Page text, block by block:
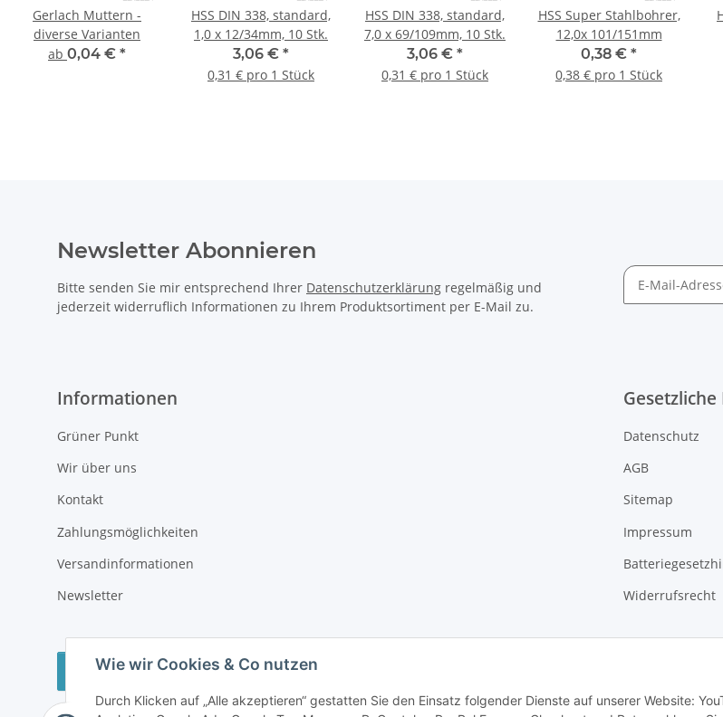
Wie wir Cookies & Co nutzen
Durch Klicken auf „Alle akzeptieren“ gestatten Sie den Einsatz folgender Dienste auf unserer Website:
Gerlach Muttern -
diverse Varianten
ab 0,04 € *
HSS DIN 338, standard,
1,0 x 12/34mm, 10 Stk.
3,06 € *
0,31 € pro 1 Stück
HSS DIN 338, standard,
7,0 x 69/109mm, 10 Stk.
3,06 € *
0,31 € pro 1 Stück
HSS Super Stahlbohrer,
12,0x 101/151mm
0,38 € *
0,38 € pro 1 Stück
Newsletter Abonnieren
Bitte senden Sie mir entsprechend Ihrer Datenschutzerklärung regelmäßig und
jederzeit widerruflich Informationen zu Ihrem Produktsortiment per E-Mail zu.
Informationen
Grüner Punkt
Wir über uns
Kontakt
Zahlungsmöglichkeiten
Versandinformationen
Newsletter
Datenschutz
AGB
Sitemap
Impressum
Widerrufsrecht
Vertrag widerrufen